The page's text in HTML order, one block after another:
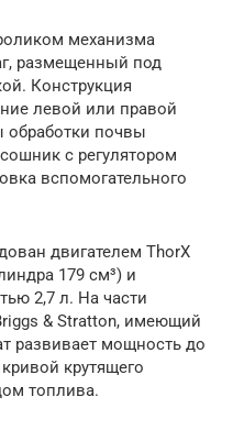
механизма
размещенный под
Конструкция
левой или правой
обработки почвы
с регулятором
вспомогательного
двигателем ThorX
179 см³) и
2,7 л. На части
& Stratton, имеющий
развивает мощность до
крутящего
топлива.